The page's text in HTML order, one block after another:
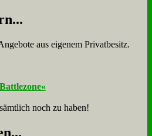
aus eigenem Privatbesitz.
noch zu haben!